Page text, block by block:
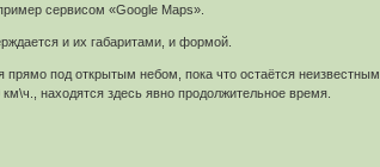
сервисом «Google Maps».
и их габаритами, и формой.
под открытым небом, пока что остаётся
находятся здесь явно продолжительное время.